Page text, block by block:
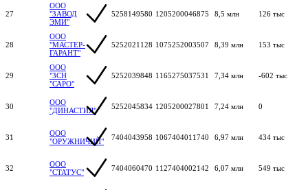
27
ООО
"ЗАВОД
ЭМИ"
5258149580 1205200046875 8,5 млн 126 тыс
28
ООО
"МАСТЕР-
ГАРАНТ"
5252021128 1075252003507 8,39 млн 153 тыс
29
ООО
"ЗСН
"САРО"
5252039848 1165275037531 7,34 млн -602 тыс
30
ООО
"ДИНАСТИЯ"
5252045834 1205200027801 7,24 млн 0
31
ООО
"ОРУЖНИЧИЙ"
7404043958 1067404011740 6,97 млн 434 тыс
32
ООО
"СТАТУС"
7404060470 1127404002142 6,07 млн 549 тыс